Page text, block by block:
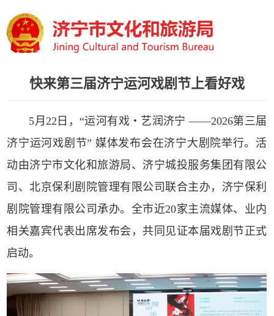
快来第三届济宁运河戏剧节上看好戏
5月22日，“运河有戏・艺润济宁 ——2026第三届
济宁运河戏剧节” 媒体发布会在济宁大剧院举行。活
动由济宁市文化和旅游局、济宁城投服务集团有限公
司、北京保利剧院管理有限公司联合主办，济宁保利
剧院管理有限公司承办。全市近20家主流媒体、业内
相关嘉宾代表出席发布会，共同见证本届戏剧节正式
启动。